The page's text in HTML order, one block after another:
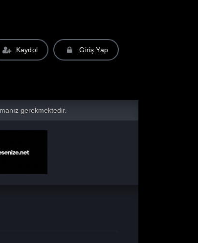
Kaydol Giriş Yap
gerekmektedir.